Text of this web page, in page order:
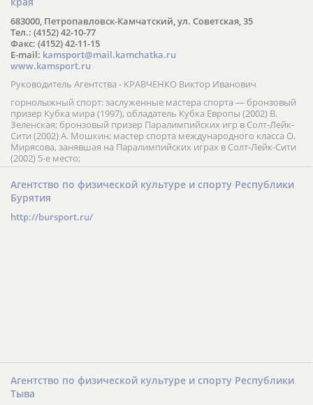
683000, Петропавловск-Камчатский, ул. Советская, 35
Тел.: (4152) 42-10-77
Факс: (4152) 42-11-15
E-mail: kamsport@mail.kamchatka.ru
www.kamsport.ru
Руководитель Агентства - КРАВЧЕНКО Виктор Иванович
горнолыжный спорт: заслуженные мастера спорта — бронзовый
призер Кубка мира (1997), обладатель Кубка Европы (2002) В.
Зеленская; бронзовый призер Паралимпийских игр в Солт-Лейк-
Сити (2002) А. Мошкин; мастер спорта международного класса О.
Мирясова, занявшая на Паралимпийских играх в Солт-Лейк-Сити
(2002) 5-е место;
Агентство по физической культуре и спорту Республики
Бурятия
http://bursport.ru/
Агентство по физической культуре и спорту Республики
Тыва